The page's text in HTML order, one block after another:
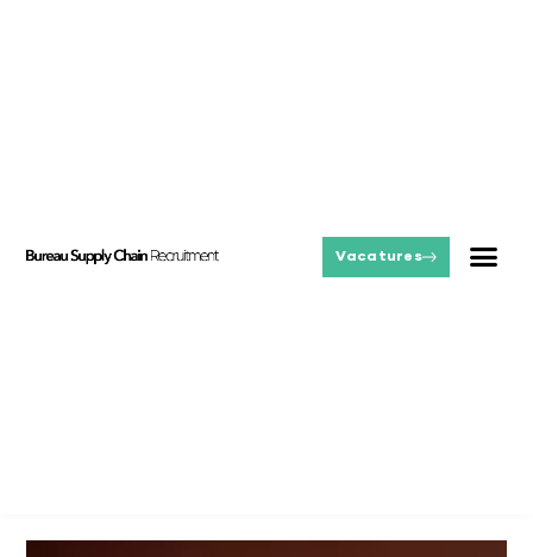
Vacatures